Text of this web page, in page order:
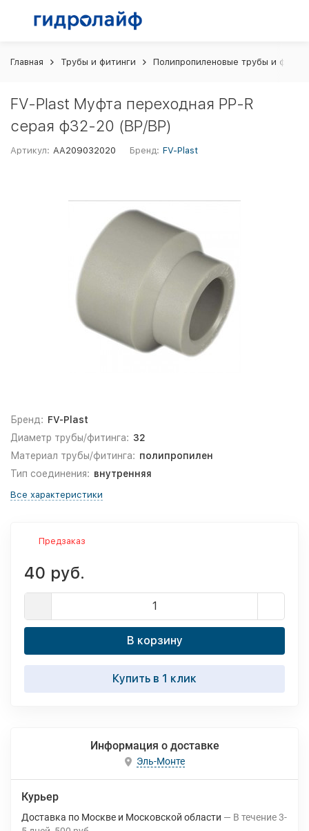
Главная Трубы и фитинги Полипропиленовые трубы и
FV-Plast Муфта переходная PP-R
серая ф32-20 (ВР/ВР)
Артикул: AA209032020 Бренд: FV-Plast
Бренд: FV-Plast
Диаметр трубы/фитинга: 32
Материал трубы/фитинга: полипропилен
Тип соединения: внутренняя
Все характеристики
Предзаказ
40 руб.
В корзину
Купить в 1 клик
Информация о доставке
Эль-Монте
Курьер
Доставка по Москве и Московской области В течение3-